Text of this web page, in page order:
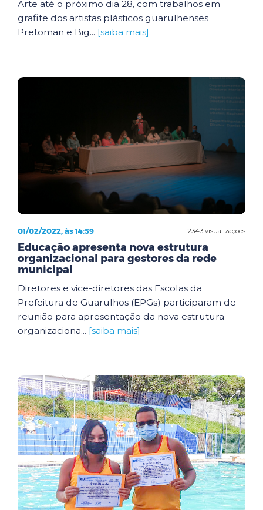
Arte até o próximo dia 28, com trabalhos em
grafite dos artistas plásticos guarulhenses
Pretoman e Big... [saiba mais]
2343 visualizações
01/02/2022, às 14:59
Educação apresenta nova estrutura
organizacional para gestores da rede
municipal
Diretores e vice-diretores das Escolas da
Prefeitura de Guarulhos (EPGs) participaram de
reunião para apresentação da nova estrutura
organizaciona... [saiba mais]